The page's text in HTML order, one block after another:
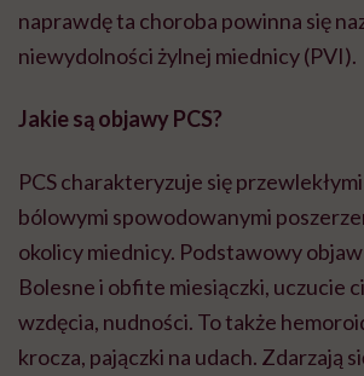
naprawdę ta choroba powinna się
niewydolności żylnej miednicy (PVI).
Jakie są objawy PCS?
PCS charakteryzuje się
bólowymi spowodowanymi
okolicy miednicy. Podstawowy
Bolesne i obfite miesiączki, uczucie
wzdęcia, nudności. To także
krocza, pajączki na udach. Zdarzają